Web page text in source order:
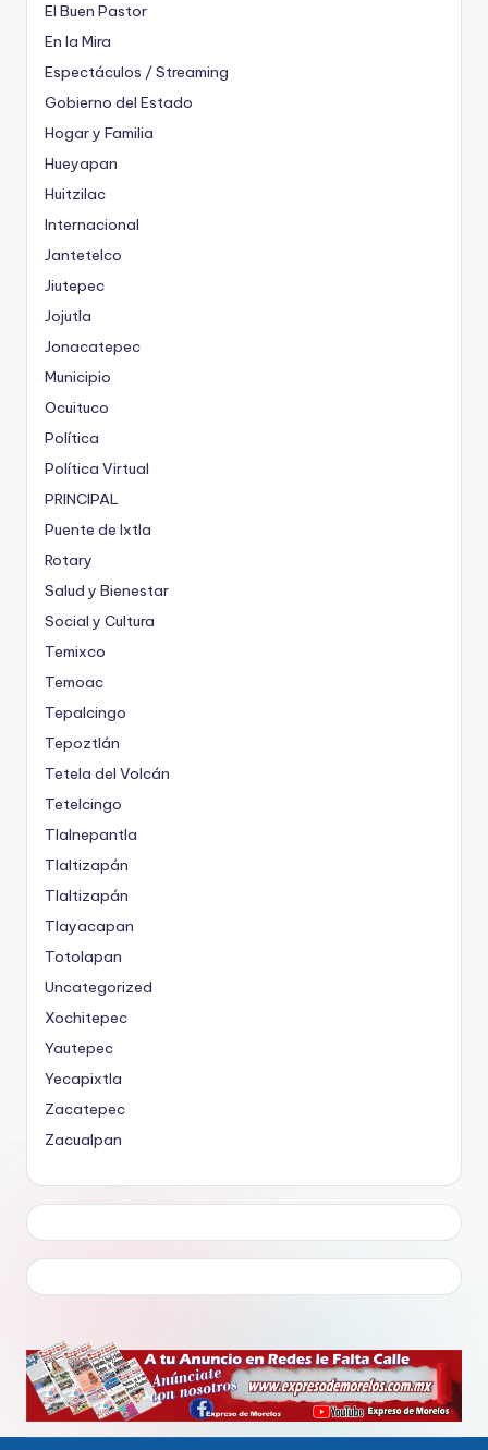
El Buen Pastor
En la Mira
Espectáculos / Streaming
Gobierno del Estado
Hogar y Familia
Hueyapan
Huitzilac
Internacional
Jantetelco
Jiutepec
Jojutla
Jonacatepec
Municipio
Ocuituco
Política
Política Virtual
PRINCIPAL
Puente de Ixtla
Rotary
Salud y Bienestar
Social y Cultura
Temixco
Temoac
Tepalcingo
Tepoztlán
Tetela del Volcán
Tetelcingo
Tlalnepantla
Tlaltizapán
Tlaltizapán
Tlayacapan
Totolapan
Uncategorized
Xochitepec
Yautepec
Yecapixtla
Zacatepec
Zacualpan